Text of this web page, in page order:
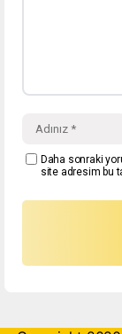
Daha sonraki
site adresim bu